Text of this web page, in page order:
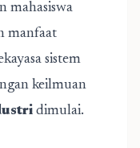
mahasiswa
manfaat
sistem
keilmuan
dimulai.